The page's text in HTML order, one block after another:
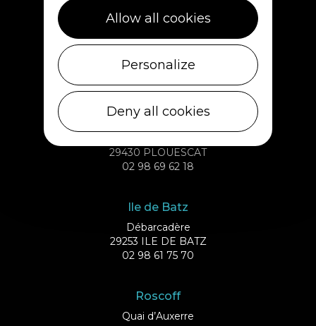
Plouescat
29430 PLOUESCAT
02 98 69 62 18
Ile de Batz
Débarcadère
29253 ILE DE BATZ
02 98 61 75 70
Roscoff
Quai d’Auxerre
Allow all cookies
Personalize
Deny all cookies